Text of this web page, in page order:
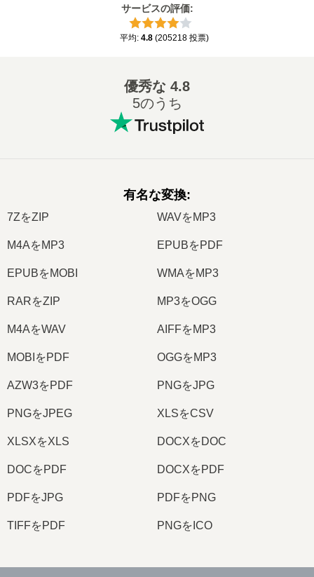
サービスの評価:
平均: 4.8 (205218 投票)
優秀な 4.8
5のうち
有名な変換:
7ZをZIP WAVをMP3
M4AをMP3 EPUBをPDF
EPUBをMOBI WMAをMP3
RARをZIP MP3をOGG
M4AをWAV AIFFをMP3
MOBIをPDF OGGをMP3
AZW3をPDF PNGをJPG
PNGをJPEG XLSをCSV
XLSXをXLS DOCXをDOC
DOCをPDF DOCXをPDF
PDFをJPG PDFをPNG
TIFFをPDF PNGをICO